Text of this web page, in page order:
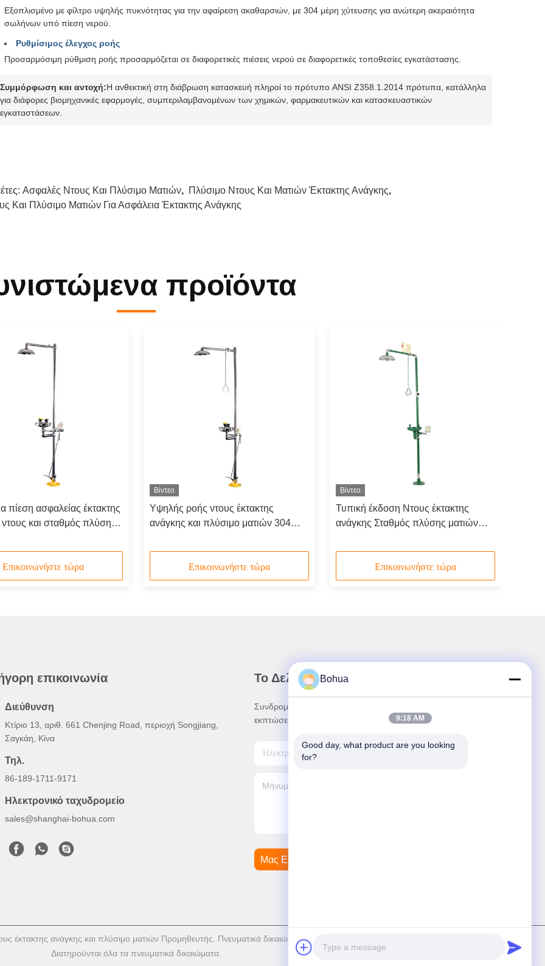
Εξοπλισμένο με φίλτρο υψηλής πυκνότητας για την αφαίρεση ακαθαρσιών, με 304 μέρη χύτευσης για ανώτερη ακεραιότητα
σωλήνων υπό πίεση νερού.
Ρυθμίσιμος έλεγχος ροής
Προσαρμόσιμη ρύθμιση ροής προσαρμόζεται σε διαφορετικές πιέσεις νερού σε διαφορετικές τοποθεσίες εγκατάστασης.
Συμμόρφωση και αντοχή:Η ανθεκτική στη διάβρωση κατασκευή πληροί το πρότυπο ANSI Z358.1.2014 πρότυπα, κατάλληλα
για διάφορες βιομηχανικές εφαρμογές, συμπεριλαμβανομένων των χημικών, φαρμακευτικών και κατασκευαστικών
εγκαταστάσεων.
Ασφαλές Ντους Και Πλύσιμο Ματιών, Πλύσιμο Ντους Και Ματιών Έκτακτης Ανάγκης,
Και Πλύσιμο Ματιών Για Ασφάλεια Έκτακτης Ανάγκης
προϊόντα
πίεση ασφαλείας έκτακτης
και σταθμός πλύσης
Επικοινωνήστε τώρα
Βίντεο
Υψηλής ροής ντους έκτακτης
ανάγκης και πλύσιμο ματιών 304
διπλές κεφαλές ψεκασμού
Επικοινωνήστε τώρα
Βίντεο
Τυπική έκδοση Ντους έκτακτης
ανάγκης Σταθμός πλύσης ματιών
Επικοινωνήστε τώρα
επικοινωνία
Διεύθυνση
Κτίριο 13, αριθ. 661 Chenjing Road, περιοχή Songjiang,
Σαγκάη, Κίνα
Τηλ.
86-189-1711-9171
Ηλεκτρονικό ταχυδρομείο
sales@shanghai-bohua.com
Το Δελτίο Ενημέρωσης
Συνδρομηθείτε στο ενημερωτικό μας δελτίο για
εκπτώσεις και πολλά άλλα.
Μας Ελάτε Σε Επαφή Με
έκτακτης ανάγκης και πλύσιμο ματιών Προμηθευτής. Πνευματικά δικαιώματα © 2025-2026 Shanghai Bohua Safety Device Co., Ltd .
Διατηρούνται όλα τα πνευματικά δικαιώματα.
Bohua
9:18 AM
Good day, what product are you looking
for?